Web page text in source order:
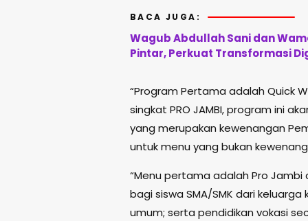
BACA JUGA:
Wagub Abdullah Sani dan
Pintar, Perkuat Transformasi
“Program Pertama adalah Quick
singkat PRO JAMBI, program ini
yang merupakan kewenangan
untuk menu yang bukan
“Menu pertama adalah Pro
bagi siswa SMA/SMK dari
umum; serta pendidikan vokasi